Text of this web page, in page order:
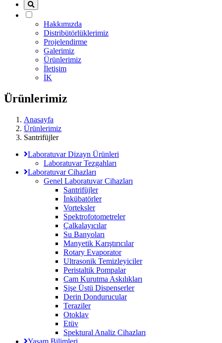
Hakkımızda
Distribütörlüklerimiz
Projelendirme
Galerimiz
Ürünlerimiz
İletişim
İK
Ürünlerimiz
Anasayfa
Ürünlerimiz
Santrifüjler
Laboratuvar Dizayn Ürünleri
Laboratuvar Tezgahları
Laboratuvar Cihazları
Genel Laboratuvar Cihazları
Santrifüjler
İnkübatörler
Vorteksler
Spektrofotometreler
Çalkalayıcılar
Su Banyoları
Manyetik Karıştırıcılar
Rotary Evaporator
Ultrasonik Temizleyiciler
Peristaltik Pompalar
Cam Kurutma Askılıkları
Şişe Üstü Dispenserler
Derin Dondurucular
Teraziler
Otoklav
Etüv
Spektural Analiz Cihazları